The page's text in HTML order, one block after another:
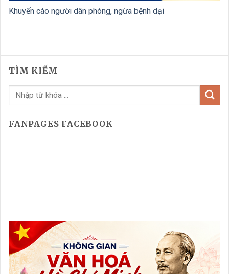
Khuyến cáo người dân phòng, ngừa bệnh dại
TÌM KIẾM
FANPAGES FACEBOOK